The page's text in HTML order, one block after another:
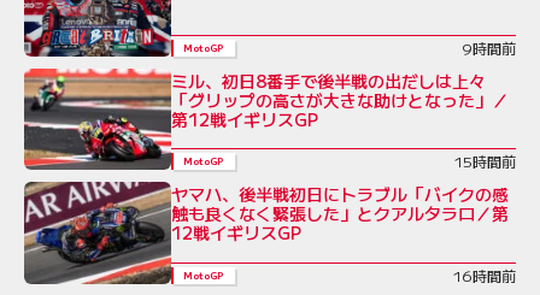
MotoGP 9時間前
ミル、初日8番手で後半戦の出だしは上々
「グリップの高さが大きな助けとなった」／
第12戦イギリスGP
MotoGP 15時間前
ヤマハ、後半戦初日にトラブル「バイクの感
触も良くなく緊張した」とクアルタラロ／第
12戦イギリスGP
MotoGP 16時間前